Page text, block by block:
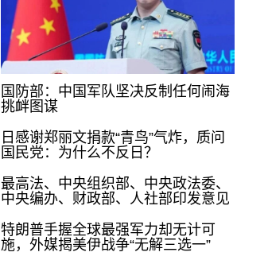
国防部：中国军队坚决反制任何闹海
挑衅图谋
日感谢郑丽文捐款“青鸟”气炸，质问
国民党：为什么不反日？
最高法、中央组织部、中央政法委、
中央编办、财政部、人社部印发意见
特朗普手握全球最强军力却无计可
施，外媒揭美伊战争“无解三选一”